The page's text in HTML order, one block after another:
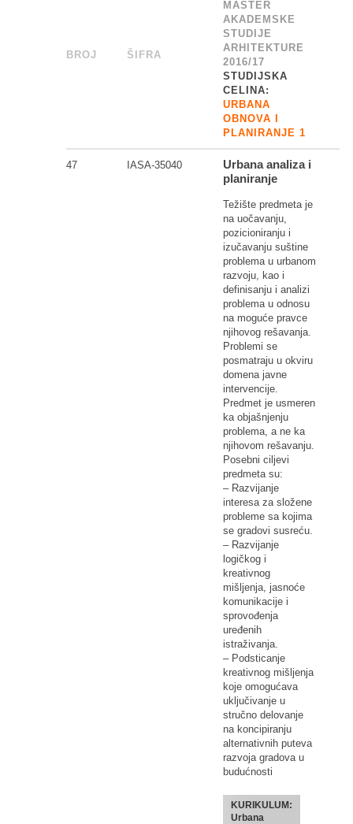
BROJ ŠIFRA
MASTER
AKADEMSKE
STUDIJE
ARHITEKTURE
2016/17
STUDIJSKA
CELINA:
URBANA
OBNOVA I
PLANIRANJE 1
47 IASA-35040
Urbana analiza i
planiranje
Težište predmeta je
na uočavanju,
pozicioniranju i
izučavanju suštine
problema u urbanom
razvoju, kao i
definisanju i analizi
problema u odnosu
na moguće pravce
njihovog rešavanja.
Problemi se
posmatraju u okviru
domena javne
intervencije.
Predmet je usmeren
ka objašnjenju
problema, a ne ka
njihovom rešavanju.
Posebni ciljevi
predmeta su:
– Razvijanje
interesa za složene
probleme sa kojima
se gradovi susreću.
– Razvijanje
logičkog i
kreativnog
mišljenja, jasnoće
komunikacije i
sprovođenja
uređenih
istraživanja.
– Podsticanje
kreativnog mišljenja
koje omogućava
uključivanje u
stručno delovanje
na koncipiranju
alternativnih puteva
razvoja gradova u
budućnosti
KURIKULUM:
Urbana